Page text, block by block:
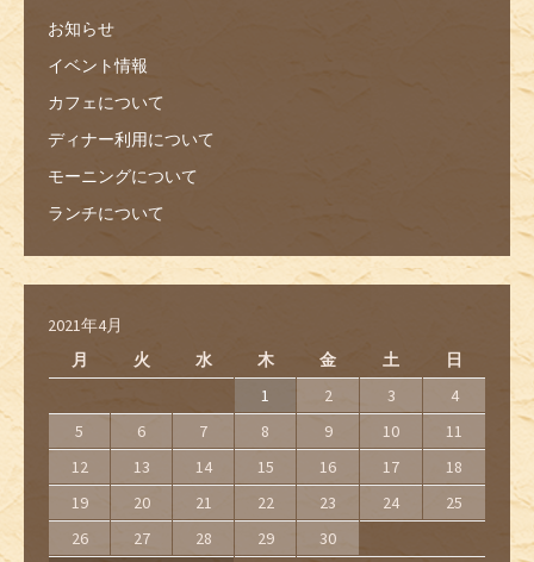
お知らせ
イベント情報
カフェについて
ディナー利用について
モーニングについて
ランチについて
2021年4月
月
火 水 木 金 土 日
1 2 3
4
5
6 7 8 9 10
11
12
13 14 15 16 17
18
19
20 21 22 23 24
25
26
27 28 29 30